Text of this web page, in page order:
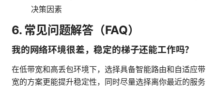
决策因素
6. 常见问题解答（FAQ）
我的网络环境很差，稳定的梯子还能工作吗？
在低带宽和高丢包环境下，选择具备智能路由和自适应带
宽的方案更能提升稳定性，同时尽量选择离你最近的服务